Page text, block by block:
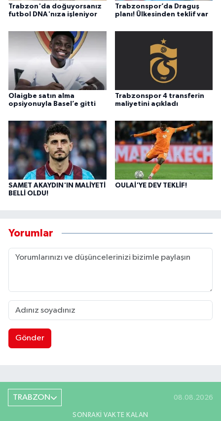
Trabzon'da doğuyorsanız
futbol DNA'nıza işleniyor
Trabzonspor’da Draguş
planı! Ülkesinden teklif var
Olaigbe satın alma
opsiyonuyla Basel’e gitti
Trabzonspor 4 transferin
maliyetini açıkladı
SAMET AKAYDIN'IN MALİYETİ
BELLİ OLDU!
OULAİ'YE DEV TEKLİF!
Yorumlar
Gönder
TRABZON 08.08.2026
SONRAKI VAKTE KALAN